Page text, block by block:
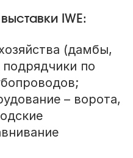
IWE:
(дамбы,
по
– ворота,